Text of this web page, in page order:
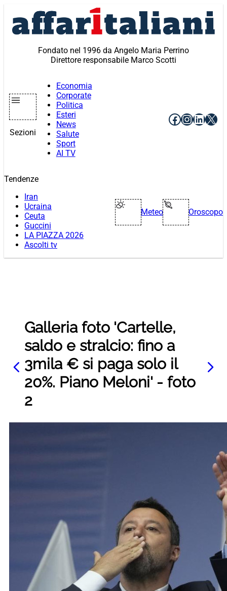
contenuto
Fondato nel 1996 da Angelo Maria Perrino
Direttore responsabile Marco Scotti
Sezioni
Economia
Corporate
Politica
Esteri
News
Salute
Sport
AI TV
Facebook
X
Tendenze
Iran
Ucraina
Ceuta
Guccini
LA PIAZZA 2026
Ascolti tv
Meteo Oroscopo
Galleria foto 'Cartelle,
saldo e stralcio: fino a
3mila € si paga solo il
20%. Piano Meloni' - foto
2